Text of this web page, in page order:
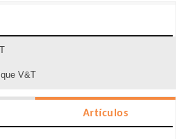
V&T
Artículos